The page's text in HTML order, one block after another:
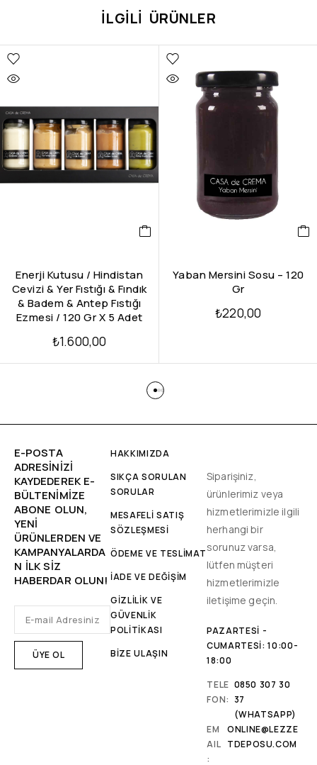
İLGILI ÜRÜNLER
Enerji Kutusu / Hindistan
Cevizi & Yer Fıstığı & Fındık
& Badem & Antep Fıstığı
Ezmesi / 120 Gr X 5 Adet
₺1.600,00
Yaban Mersini Sosu – 120
Gr
₺220,00
E-POSTA
ADRESINIZI
KAYDEDEREK E-
BÜLTENIMIZE
ABONE OLUN,
YENİ
ÜRÜNLERDEN VE
KAMPANYALARDA
N ILK SIZ
HABERDAR OLUN!
HAKKIMIZDA
SIKÇA SORULAN
SORULAR
MESAFELİ SATIŞ
SÖZLEŞMESİ
ÖDEME VE TESLİMAT
İADE VE DEĞİŞİM
GİZLİLİK VE
GÜVENLİK
POLİTİKASI
BİZE ULAŞIN
Siparişiniz,
ürünlerimiz veya
hizmetlerimizle ilgili
herhangi bir
sorunuz varsa,
lütfen müşteri
hizmetlerimizle
iletişime geçin.
PAZARTESI -
CUMARTESI: 10:00-
18:00
TELE
FON:
0850 307 30
37
(WHATSAPP)
EM
AIL
:
ONLINE@LEZZE
TDEPOSU.COM